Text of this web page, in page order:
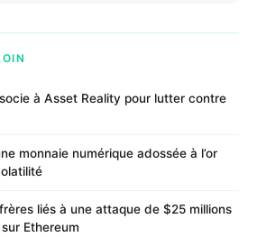
à Asset Reality pour lutter contre
monnaie numérique adossée à l’or
liés à une attaque de $25 millions
Ethereum